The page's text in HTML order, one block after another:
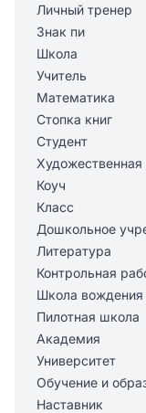
Личный тренер
Знак пи
Школа
Учитель
Математика
Стопка книг
Студент
Коуч
Класс
Дошкольное
Литература
Контрольная
Школа вождения
Пилотная школа
Академия
Университет
Обучение и
Наставник